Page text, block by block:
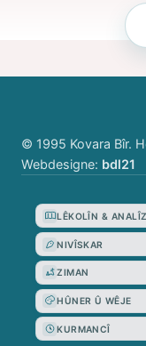
© 1995 Kovara Bîr.
Webdesigne: bdl21
LÊKOLÎN & ANALÎZ
NIVÎSKAR
ZIMAN
HÛNER Û WÊJE
KURMANCÎ